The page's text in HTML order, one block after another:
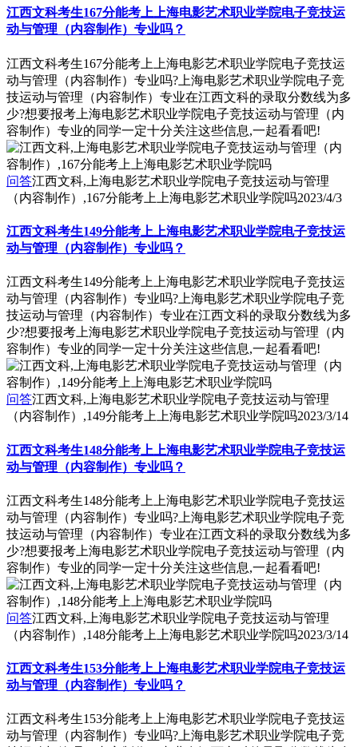
江西文科考生167分能考上上海电影艺术职业学院电子竞技运
动与管理（内容制作）专业吗？
江西文科考生167分能考上上海电影艺术职业学院电子竞技运
动与管理（内容制作）专业吗?上海电影艺术职业学院电子竞
技运动与管理（内容制作）专业在江西文科的录取分数线为多
少?想要报考上海电影艺术职业学院电子竞技运动与管理（内
容制作）专业的同学一定十分关注这些信息,一起看看吧!
问答江西文科,上海电影艺术职业学院电子竞技运动与管理
（内容制作）,167分能考上上海电影艺术职业学院吗2023/4/3
江西文科考生149分能考上上海电影艺术职业学院电子竞技运
动与管理（内容制作）专业吗？
江西文科考生149分能考上上海电影艺术职业学院电子竞技运
动与管理（内容制作）专业吗?上海电影艺术职业学院电子竞
技运动与管理（内容制作）专业在江西文科的录取分数线为多
少?想要报考上海电影艺术职业学院电子竞技运动与管理（内
容制作）专业的同学一定十分关注这些信息,一起看看吧!
问答江西文科,上海电影艺术职业学院电子竞技运动与管理
（内容制作）,149分能考上上海电影艺术职业学院吗2023/3/14
江西文科考生148分能考上上海电影艺术职业学院电子竞技运
动与管理（内容制作）专业吗？
江西文科考生148分能考上上海电影艺术职业学院电子竞技运
动与管理（内容制作）专业吗?上海电影艺术职业学院电子竞
技运动与管理（内容制作）专业在江西文科的录取分数线为多
少?想要报考上海电影艺术职业学院电子竞技运动与管理（内
容制作）专业的同学一定十分关注这些信息,一起看看吧!
问答江西文科,上海电影艺术职业学院电子竞技运动与管理
（内容制作）,148分能考上上海电影艺术职业学院吗2023/3/14
江西文科考生153分能考上上海电影艺术职业学院电子竞技运
动与管理（内容制作）专业吗？
江西文科考生153分能考上上海电影艺术职业学院电子竞技运
动与管理（内容制作）专业吗?上海电影艺术职业学院电子竞